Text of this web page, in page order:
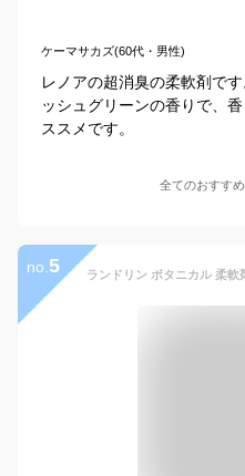
ケーマサカズ(60代・男性)
レノアの超消臭の柔軟剤で
ッシュグリーンの香りで、
ススメです。
全てのおすす
no. 5